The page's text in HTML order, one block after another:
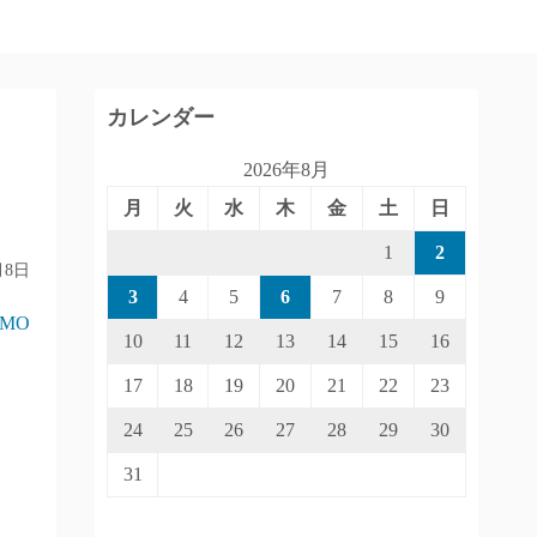
日
カレンダー
2026年8月
月
火 水 木 金 土 日
1 2
3 4 5 6 7 8 9
10 11 12 13 14 15 16
17 18 19 20 21 22 23
24 25 26 27 28 29 30
31